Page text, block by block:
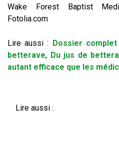
Wake Forest Baptist
Fotolia.com
Lire aussi : Dossier
betterave, Du jus de
autant efficace que les
Lire aussi :